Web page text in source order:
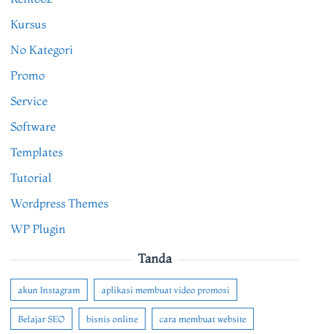
Kursus
No Kategori
Promo
Service
Software
Templates
Tutorial
Wordpress Themes
WP Plugin
Tanda
akun Instagram aplikasi membuat video promosi
Belajar SEO bisnis online cara membuat website